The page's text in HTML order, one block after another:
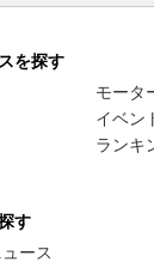
を探す
モータ
イベン
ランキ
す
ース